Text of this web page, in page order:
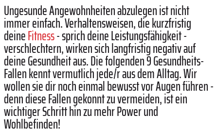
Ungesunde Angewohnheiten abzulegen ist nicht
immer einfach. Verhaltensweisen, die kurzfristig
deineFitness- sprich deine Leistungsfähigkeit -
verschlechtern, wirken sich langfristig negativ auf
deine Gesundheit aus. Die folgenden 9 Gesundheits-
Fallen kennt vermutlich jede/r aus dem Alltag. Wir
wollen sie dir noch einmal bewusst vor Augen führen -
denn diese Fallen gekonnt zu vermeiden, ist ein
wichtiger Schritt hin zu mehr Power und
Wohlbefinden!